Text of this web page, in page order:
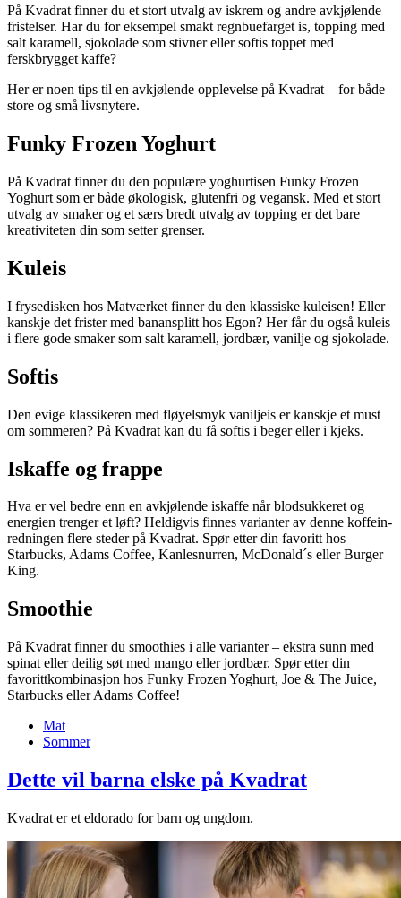
På Kvadrat finner du et stort utvalg av iskrem og andre avkjølende
fristelser. Har du for eksempel smakt regnbuefarget is, topping med
salt karamell, sjokolade som stivner eller softis toppet med
ferskbrygget kaffe?
Her er noen tips til en avkjølende opplevelse på Kvadrat – for både
store og små livsnytere.
Funky Frozen Yoghurt
På Kvadrat finner du den populære yoghurtisen Funky Frozen
Yoghurt som er både økologisk, glutenfri og vegansk. Med et stort
utvalg av smaker og et særs bredt utvalg av topping er det bare
kreativiteten din som setter grenser.
Kuleis
I frysedisken hos Matværket finner du den klassiske kuleisen! Eller
kanskje det frister med banansplitt hos Egon? Her får du også kuleis
i flere gode smaker som salt karamell, jordbær, vanilje og sjokolade.
Softis
Den evige klassikeren med fløyelsmyk vaniljeis er kanskje et must
om sommeren? På Kvadrat kan du få softis i beger eller i kjeks.
Iskaffe og frappe
Hva er vel bedre enn en avkjølende iskaffe når blodsukkeret og
energien trenger et løft? Heldigvis finnes varianter av denne koffein-
redningen flere steder på Kvadrat. Spør etter din favoritt hos
Starbucks, Adams Coffee, Kanlesnurren, McDonald´s eller Burger
King.
Smoothie
På Kvadrat finner du smoothies i alle varianter – ekstra sunn med
spinat eller deilig søt med mango eller jordbær. Spør etter din
favorittkombinasjon hos Funky Frozen Yoghurt, Joe & The Juice,
Starbucks eller Adams Coffee!
Mat
Sommer
Dette vil barna elske på Kvadrat
Kvadrat er et eldorado for barn og ungdom.